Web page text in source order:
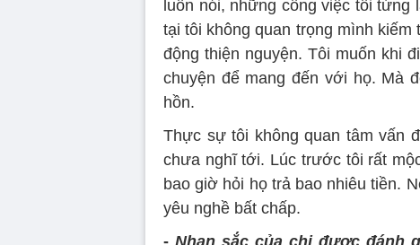
luôn nói, những công việc tôi
tại tôi không quan trọng mình
động thiện nguyện. Tôi muốn khi
chuyện để mang đến với họ. Mà
hồn.
Thực sự tôi không quan tâm vấn
chưa nghĩ tới. Lúc trước tôi rất
bao giờ hỏi họ trả bao nhiêu tiền.
yêu nghề bất chấp.
- Nhan sắc của chị được đánh